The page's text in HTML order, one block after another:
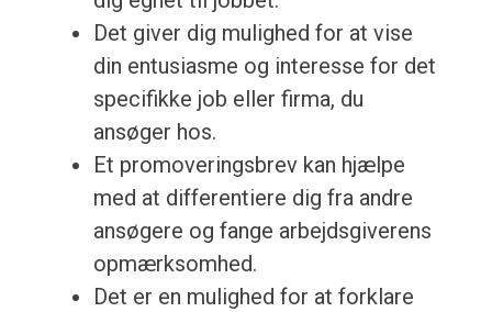
Det giver dig mulighed for at vise
din entusiasme og interesse for det
specifikke job eller firma, du
ansøger hos.
Et promoveringsbrev kan hjælpe
med at differentiere dig fra andre
ansøgere og fange arbejdsgiverens
opmærksomhed.
Det er en mulighed for at forklare